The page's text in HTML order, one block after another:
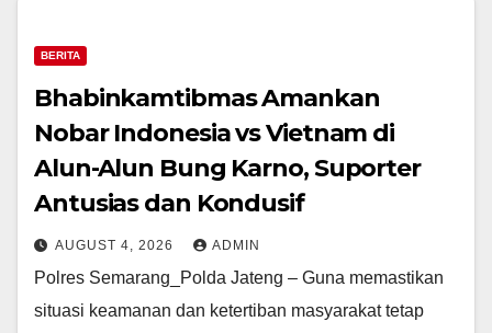
BERITA
Bhabinkamtibmas Amankan
Nobar Indonesia vs Vietnam di
Alun-Alun Bung Karno, Suporter
Antusias dan Kondusif
AUGUST 4, 2026 ADMIN
Polres Semarang_Polda Jateng – Guna memastikan
situasi keamanan dan ketertiban masyarakat tetap